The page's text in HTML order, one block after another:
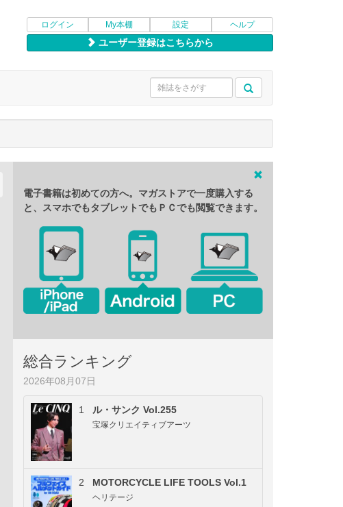
ログイン My本棚 設定 ヘルプ
ユーザー登録はこちらから
電子書籍は初めての方へ。マガストアで一度購入する
と、スマホでもタブレットでもＰＣでも閲覧できます。
総合ランキング
2026年08月07日
1 ル・サンク Vol.255
宝塚クリエイティブアーツ
2 MOTORCYCLE LIFE TOOLS Vol.1
ヘリテージ